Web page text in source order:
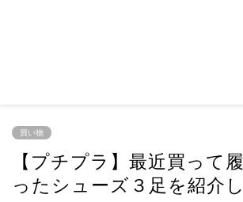
買い物
【プチプラ】最近買って
ったシューズ３足を紹介